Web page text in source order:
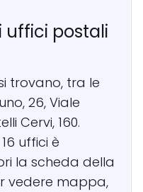
uffici postali
trovano, tra le
26, Viale
Cervi, 160.
uffici è
la scheda della
vedere mappa,